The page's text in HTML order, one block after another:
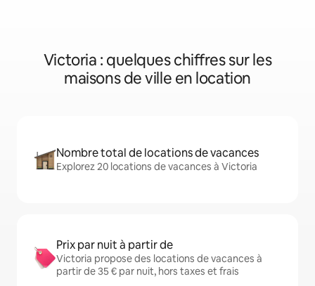
Victoria : quelques chiffres sur les
maisons de ville en location
Nombre total de locations de vacances
Explorez 20 locations de vacances à Victoria
Prix par nuit à partir de
Victoria propose des locations de vacances à
partir de 35 € par nuit, hors taxes et frais